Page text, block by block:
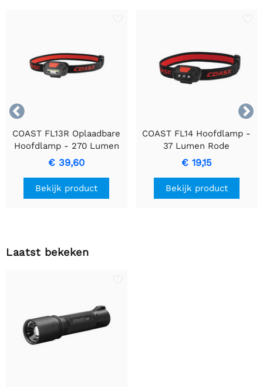


COAST FL13R Oplaadbare
Hoofdlamp - 270 Lumen
Twee-Kleuren Licht
€ 39,60
Bekijk product
COAST FL14 Hoofdlamp -
37 Lumen Rode
Lichtmodus
€ 19,15
Bekijk product
Laatst bekeken